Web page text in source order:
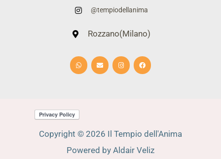
@tempiodellanima
Rozzano(Milano)
a
t
s
a
v
e
l
o
s
t
a
g
c
e
b
o
Copyright © 2026 Il Tempio dell'Anima
Powered by Aldair Veliz